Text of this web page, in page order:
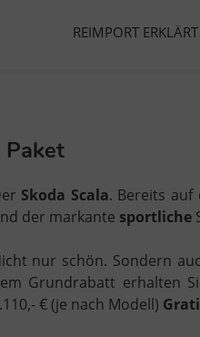
REIMPORT ERKLÄRT
Skoda Scala. Bereits
der markante sportliche
nur schön. Sondern
Grundrabatt erhalten
€ (je nach Modell)